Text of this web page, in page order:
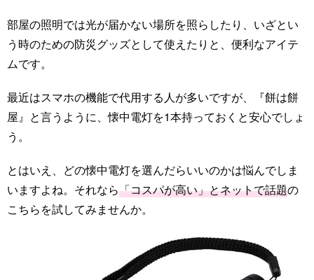
部屋の照明では光が届かない場所を照らしたり、いざとい
う時のための防災グッズとして使えたりと、便利なアイテ
ムです。
最近はスマホの機能で代用する人が多いですが、『餅は餅
屋』と言うように、懐中電灯を1本持っておくと安心でしょ
う。
とはいえ、どの懐中電灯を選んだらいいのかは悩んでしま
いますよね。それなら「コスパが高い」とネットで話題の
こちらを試してみませんか。